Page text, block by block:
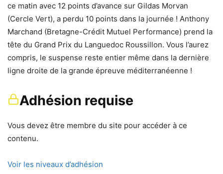
ce matin avec 12 points d’avance sur Gildas Morvan
(Cercle Vert), a perdu 10 points dans la journée ! Anthony
Marchand (Bretagne-Crédit Mutuel Performance) prend la
tête du Grand Prix du Languedoc Roussillon. Vous l’aurez
compris, le suspense reste entier même dans la dernière
ligne droite de la grande épreuve méditerranéenne !
Adhésion requise
Vous devez être membre du site pour accéder à ce
contenu.
Voir les niveaux d’adhésion